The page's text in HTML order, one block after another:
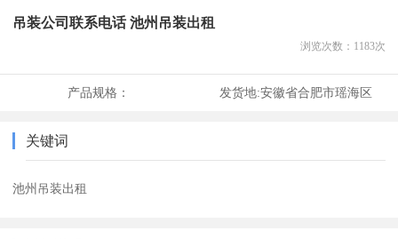
吊装公司联系电话 池州吊装出租
浏览次数： 1183次
产品规格： 发货地:安徽省合肥市瑶海区
关键词
池州吊装出租